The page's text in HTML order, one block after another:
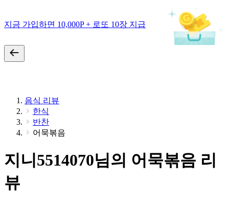
지금 가입하면 10,000P + 로또 10장 지급
음식 리뷰
한식
반찬
어묵볶음
지니5514070님의 어묵볶음 리
뷰